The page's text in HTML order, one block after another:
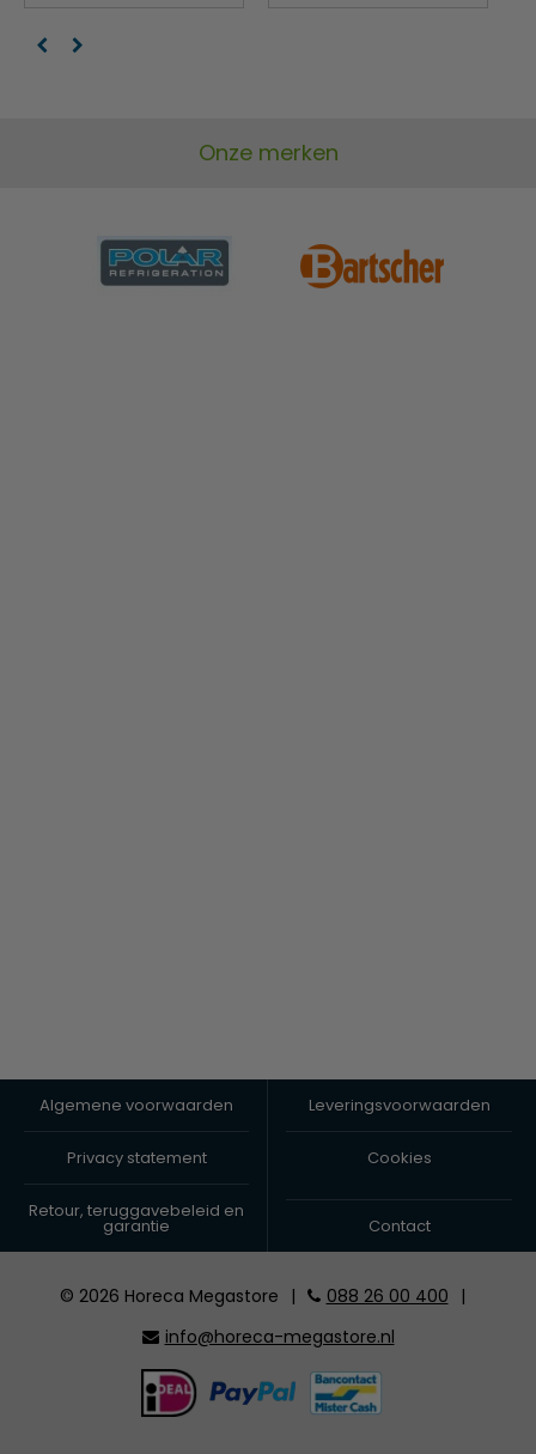
Onze merken
Algemene voorwaarden Leveringsvoorwaarden
Privacy statement Cookies
Retour, teruggavebeleid en
garantie Contact
© 2026 Horeca Megastore | 088 26 00 400
|
info@horeca-megastore.nl